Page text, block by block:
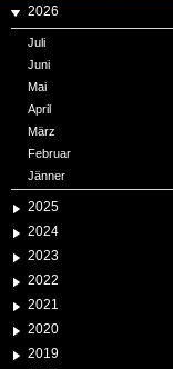
2026
Juli
Juni
Mai
April
März
Februar
Jänner
2025
2024
2023
2022
2021
2020
2019